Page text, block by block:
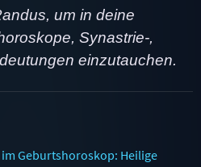
um in deine
Synastrie-,
einzutauchen.
Geburtshoroskop: Heilige